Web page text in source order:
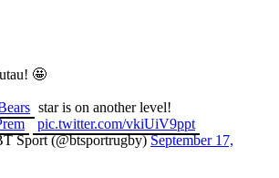
🤩
star is on another level!
pic.twitter.com/vkiUiV9ppt
Sport (@btsportrugby)September 17,